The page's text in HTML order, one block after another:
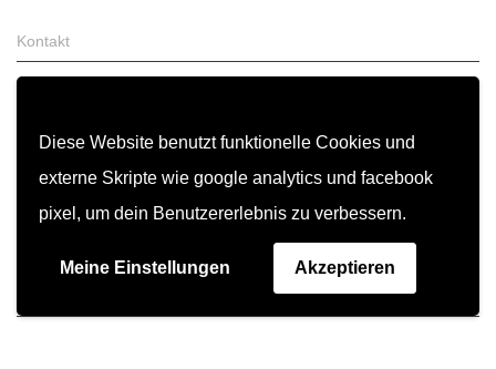
Diese Website benutzt funktionelle Cookies und
externe Skripte wie google analytics und facebook
pixel, um dein Benutzererlebnis zu verbessern.
Meine Einstellungen Akzeptieren
Kontakt
Zahlung & Versand
Widerrufsrecht